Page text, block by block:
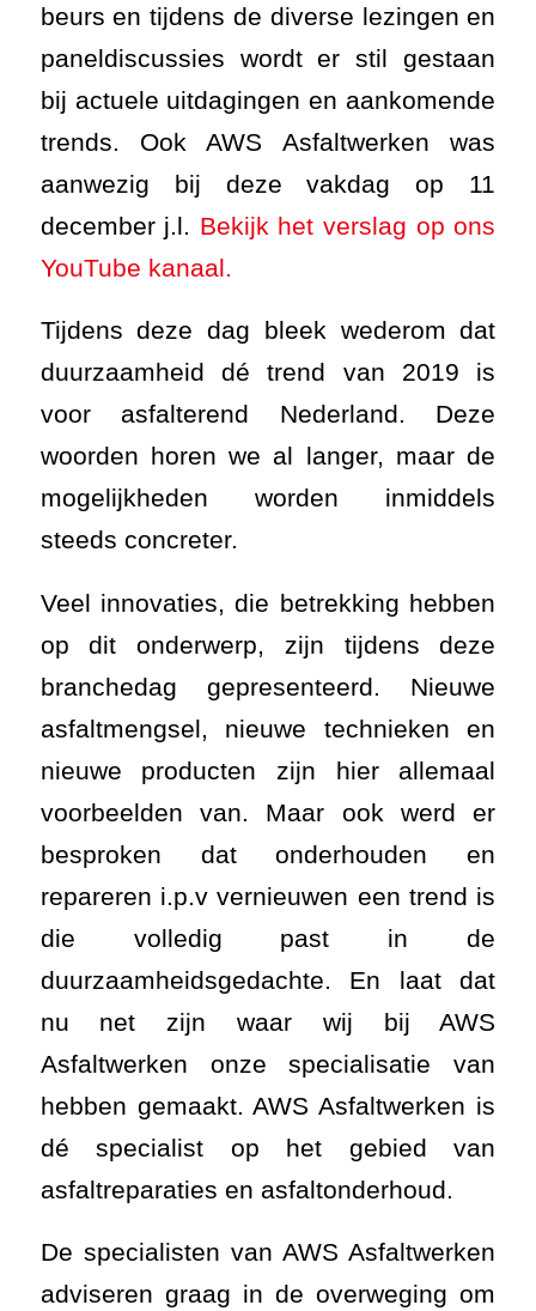
beurs en tijdens de diverse lezingen en
paneldiscussies wordt er stil gestaan
bij actuele uitdagingen en aankomende
trends. Ook AWS Asfaltwerken was
aanwezig bij deze vakdag op 11
december j.l. Bekijk het verslag op ons
YouTube kanaal.
Tijdens deze dag bleek wederom dat
duurzaamheid dé trend van 2019 is
voor asfalterend Nederland. Deze
woorden horen we al langer, maar de
mogelijkheden worden inmiddels
steeds concreter.
Veel innovaties, die betrekking hebben
op dit onderwerp, zijn tijdens deze
branchedag gepresenteerd. Nieuwe
asfaltmengsel, nieuwe technieken en
nieuwe producten zijn hier allemaal
voorbeelden van. Maar ook werd er
besproken dat onderhouden en
repareren i.p.v vernieuwen een trend is
die volledig past in de
duurzaamheidsgedachte. En laat dat
nu net zijn waar wij bij AWS
Asfaltwerken onze specialisatie van
hebben gemaakt. AWS Asfaltwerken is
dé specialist op het gebied van
asfaltreparaties en asfaltonderhoud.
De specialisten van AWS Asfaltwerken
adviseren graag in de overweging om